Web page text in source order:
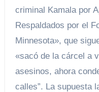
criminal Kamala por
Respaldados por el
Minnesota», que
«sacó de la cárcel a
asesinos, ahora
calles”. La supuesta